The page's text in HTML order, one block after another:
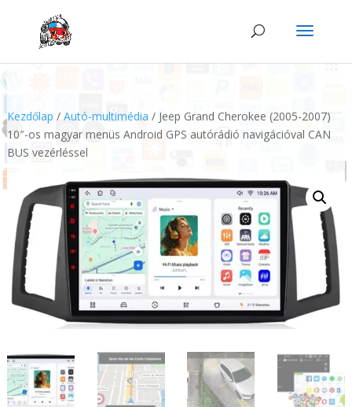
Kezdőlap / Autó-multimédia / Jeep Grand Cherokee (2005-2007)
10″-os magyar menüs Android GPS autórádió navigációval CAN
BUS vezérléssel